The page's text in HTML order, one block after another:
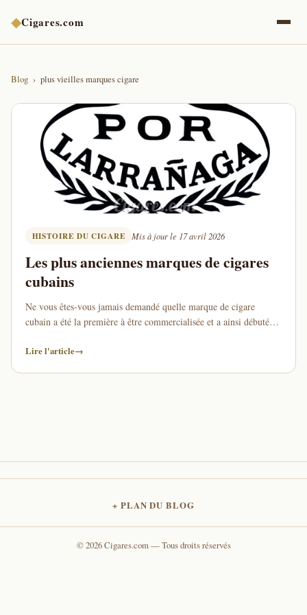
◆Cigares.com
Blog plus vieilles marques cigare
HISTOIRE DU CIGARE Mis à jour le 17 avril 2026
Les plus anciennes marques de cigares
cubains
Ne vous êtes-vous jamais demandé quelle marque de cigare
cubain a été la première à être commercialisée et a ainsi débuté
Lire l'article→
PLAN DU BLOG
© 2026 Cigares.com — Tous droits réservés